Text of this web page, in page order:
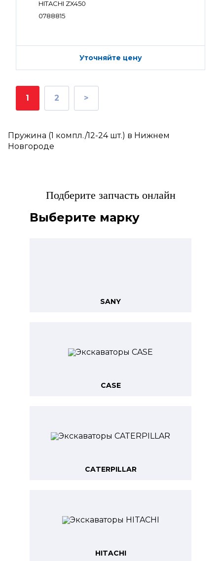
HITACHI ZX450
0788815
Уточняйте цену
1 2 >
Пружина (1 компл./12-24 шт.) в Нижнем
Новгороде
Подберите запчасть онлайн
Выберите марку
SANY
CASE
CATERPILLAR
HITACHI